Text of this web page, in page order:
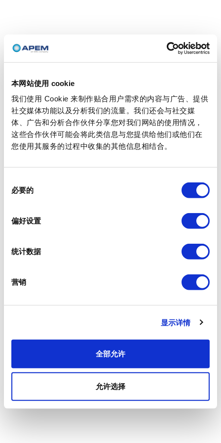
本网站使用 cookie
我们使用 Cookie 来制作贴合用户需求的内容与广告、提供
社交媒体功能以及分析我们的流量。我们还会与社交媒
体、广告和分析合作伙伴分享您对我们网站的使用情况，
这些合作伙伴可能会将此类信息与您提供给他们或他们在
您使用其服务的过程中收集的其他信息相结合。
必要的
偏好设置
统计数据
营销
显示详情
全部允许
允许选择